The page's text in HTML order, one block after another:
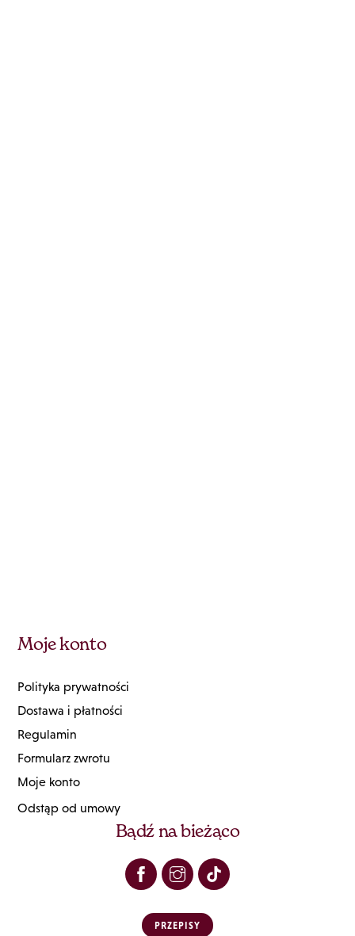
Moje konto
Polityka prywatności
Dostawa i płatności
Regulamin
Formularz zwrotu
Moje konto
Odstąp od umowy
Bądź na bieżąco
PRZEPISY